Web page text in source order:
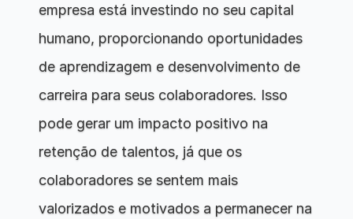
empresa está investindo no seu capital
humano, proporcionando oportunidades
de aprendizagem e desenvolvimento de
carreira para seus colaboradores. Isso
pode gerar um impacto positivo na
retenção de talentos, já que os
colaboradores se sentem mais
valorizados e motivados a permanecer na